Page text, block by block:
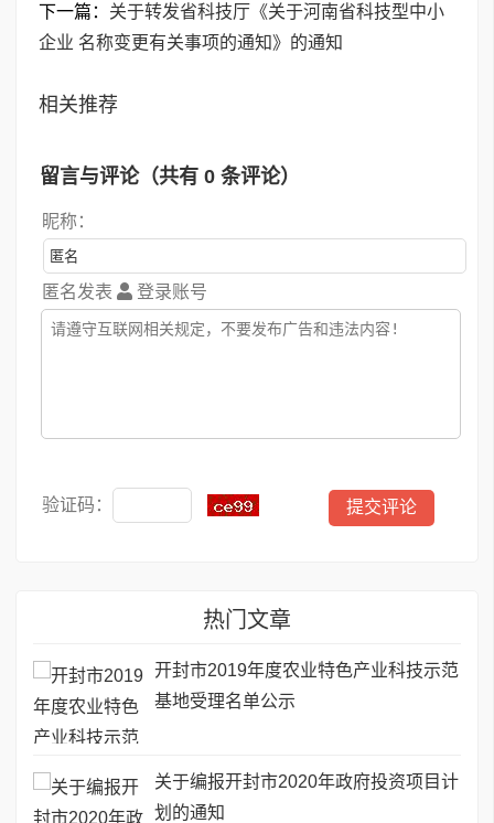
下一篇： 关于转发省科技厅《关于河南省科技型中小
企业 名称变更有关事项的通知》的通知
相关推荐
留言与评论（共有 0 条评论）
昵称：
匿名发表 登录账号
验证码：
热门文章
开封市2019年度农业特色产业科技示范
基地受理名单公示
关于编报开封市2020年政府投资项目计
划的通知